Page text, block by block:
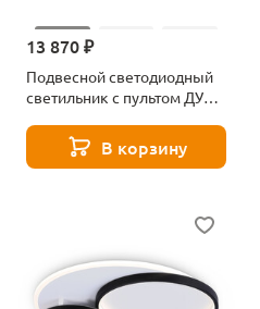
13 870 ₽
Подвесной светодиодный
светильник с пультом ДУ
FL5368
В корзину